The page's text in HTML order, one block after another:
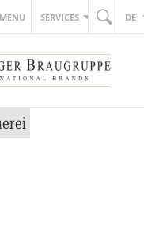
MENU SERVICES DE